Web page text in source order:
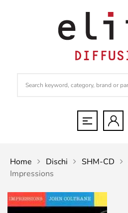
Home Dischi SHM-CD
Impressions